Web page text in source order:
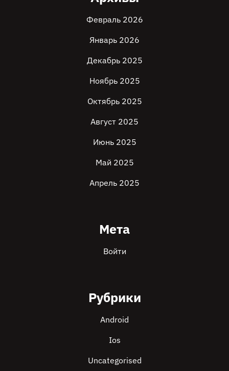
Февраль 2026
Январь 2026
Декабрь 2025
Ноябрь 2025
Октябрь 2025
Август 2025
Июнь 2025
Май 2025
Апрель 2025
Мета
Войти
Рубрики
Android
Ios
Uncategorised